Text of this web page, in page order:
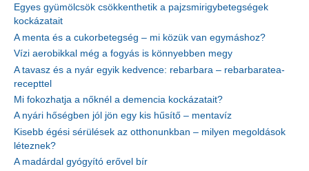
Egyes gyümölcsök csökkenthetik a pajzsmirigybetegségek
kockázatait
A menta és a cukorbetegség – mi közük van egymáshoz?
Vízi aerobikkal még a fogyás is könnyebben megy
A tavasz és a nyár egyik kedvence: rebarbara – rebarbaratea-
recepttel
Mi fokozhatja a nőknél a demencia kockázatait?
A nyári hőségben jól jön egy kis hűsítő – mentavíz
Kisebb égési sérülések az otthonunkban – milyen megoldások
léteznek?
A madárdal gyógyító erővel bír